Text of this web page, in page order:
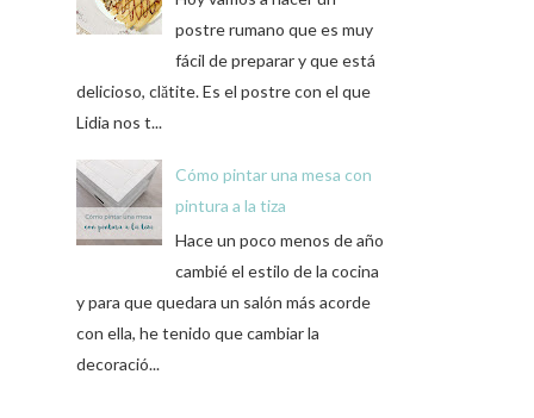
postre rumano que es muy
fácil de preparar y que está
delicioso, clătite. Es el postre con el que
Lidia nos t...
Cómo pintar una mesa con
pintura a la tiza
Hace un poco menos de año
cambié el estilo de la cocina
y para que quedara un salón más acorde
con ella, he tenido que cambiar la
decoració...